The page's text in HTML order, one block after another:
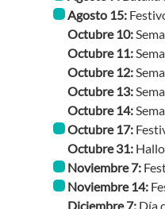
Agosto 15:
Octubre 10:
Octubre 11:
Octubre 12:
Octubre 13:
Octubre 14:
Octubre 17:
Octubre 31:
Noviembre 7:
Noviembre 14:
Diciembre 7: Día